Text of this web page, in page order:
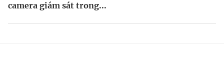
camera giám sát trong...